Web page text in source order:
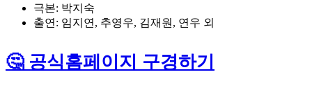
극본: 박지숙
출연: 임지연, 추영우, 김재원, 연우 외
🤔 공식홈페이지 구경하기